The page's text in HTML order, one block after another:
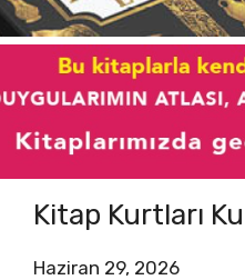
Kitap Kurtları
Haziran 29, 2026